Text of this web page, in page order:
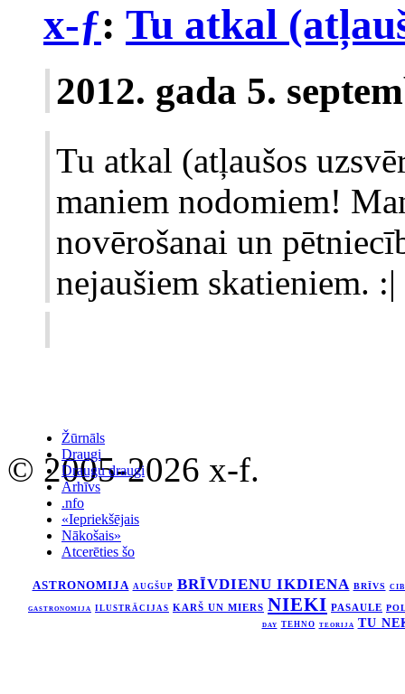
x-ƒ: Tu atkal
2012. gada 5.
Tu atkal (atļaušos
maniem nodomiem!
novērošanai un
nejaušiem skatieniem. :|
Žūrnāls
Draugi
Draugu draugi
Arhīvs
.nfo
«Iepriekšējais
Nākošais»
Atcerēties šo
ASTRONOMIJA AUGŠUP BRĪVDIENU IKDIENA BRĪVS
GASTRONOMIJA ILUSTRĀCIJAS KARŠ UN MIERS NIEKI PASAULE
DAY TEHNO TEORIJA TU
© 2005-2026 x-f.